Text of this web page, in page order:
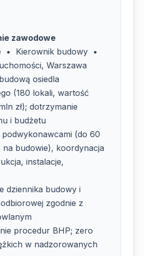
zawodowe
• Kierownik budowy •
Warszawa
osiedla
(180 lokali, wartość
zł); dotrzymanie
i budżetu
(do 60
na budowie), koordynacja
instalacje,
dziennika budowy i
zgodnie z
procedur BHP; zero
w nadzorowanych